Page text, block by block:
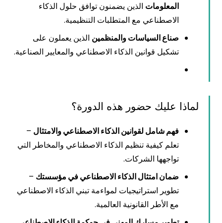
المعلومات الذين يضمنون توافق حلول الذكاء
الاصطناعي مع المتطلبات التنظيمية.
صناع السياسات والمنظمين الذين يعملون على
تشكيل قوانين الذكاء الاصطناعي والمعايير الصناعية.
لماذا عليك حضور هذه الدورة؟
فهم شامل لقوانين الذكاء الاصطناعي والامتثال –
تعلم كيفية تنظيم الذكاء الاصطناعي والمخاطر التي
تواجهها الشركات.
ضمان امتثال الذكاء الاصطناعي في مؤسستك –
تطوير استراتيجيات لمواءمة تبني الذكاء الاصطناعي
مع الأطر القانونية العالمية.